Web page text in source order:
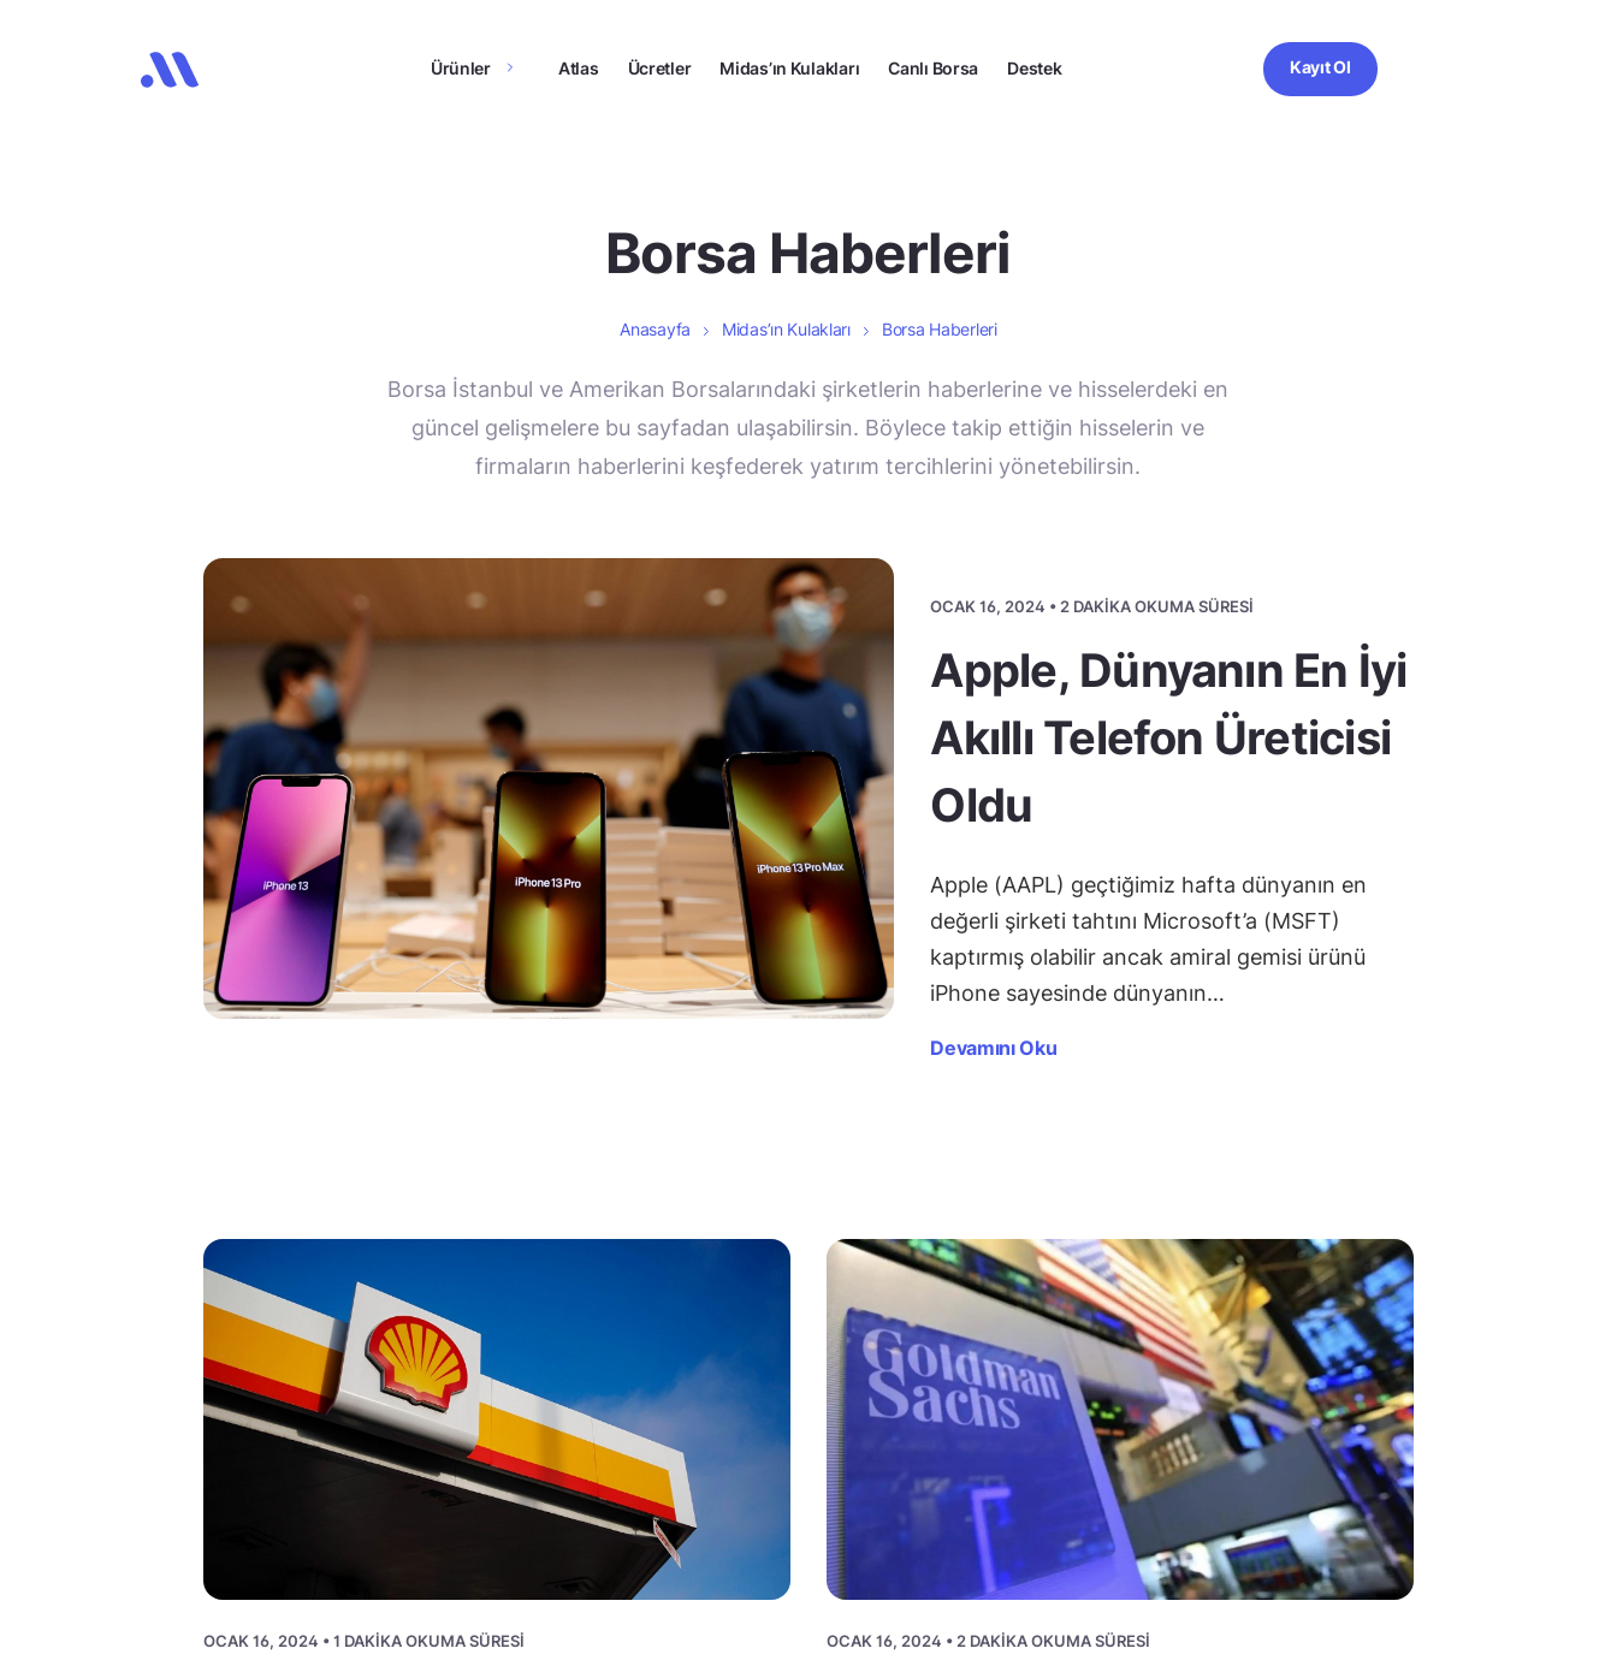
Ürünler Atlas Ücretler Midas’ın Kulakları Canlı Borsa Destek Kayıt Ol
Borsa Haberleri
Anasayfa Midas’ın Kulakları Borsa Haberleri
Borsa İstanbul ve Amerikan Borsalarındaki şirketlerin haberlerine ve hisselerdeki en
güncel gelişmelere bu sayfadan ulaşabilirsin. Böylece takip ettiğin hisselerin ve
firmaların haberlerini keşfederek yatırım tercihlerini yönetebilirsin.
OCAK 16, 2024 • 2 DAKIKA OKUMA SÜRESI
Apple, Dünyanın En İyi
Akıllı Telefon Üreticisi
Oldu
Apple (AAPL) geçtiğimiz hafta dünyanın en
değerli şirketi tahtını Microsoft’a (MSFT)
kaptırmış olabilir ancak amiral gemisi ürünü
iPhone sayesinde dünyanın…
Devamını Oku
OCAK 16, 2024 • 1 DAKIKA OKUMA SÜRESI OCAK 16, 2024 • 2 DAKIKA OKUMA SÜRESI